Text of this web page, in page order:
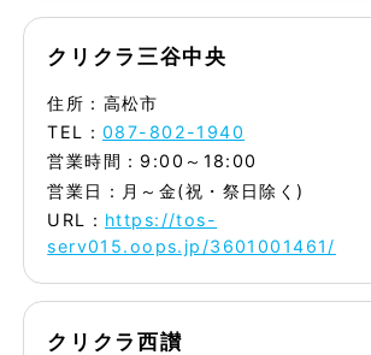
クリクラ三谷中央
住所：高松市
TEL： 087-802-1940
営業時間：9:00～18:00
営業日：月～金(祝・祭日除く)
URL： https://tos-
serv015.oops.jp/3601001461/
クリクラ西讃